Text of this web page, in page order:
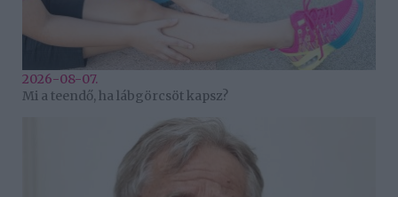
2026-08-07.
Mi a teendő, ha lábgörcsöt kapsz?